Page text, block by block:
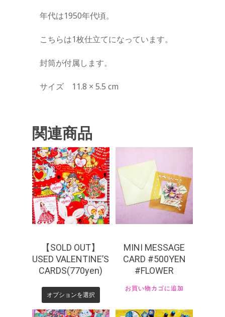
年代は1950年代頃。
こちらは1枚仕立てになっています。
封筒が付属します。
サイズ 11.8 × 5.5 cm
関連商品
¥770
【SOLD OUT】
USED VALENTINE’S
CARDS(770yen)
オプションを選択
¥ 550
MINI MESSAGE
CARD #500YEN
#FLOWER
お買い物カゴに追加